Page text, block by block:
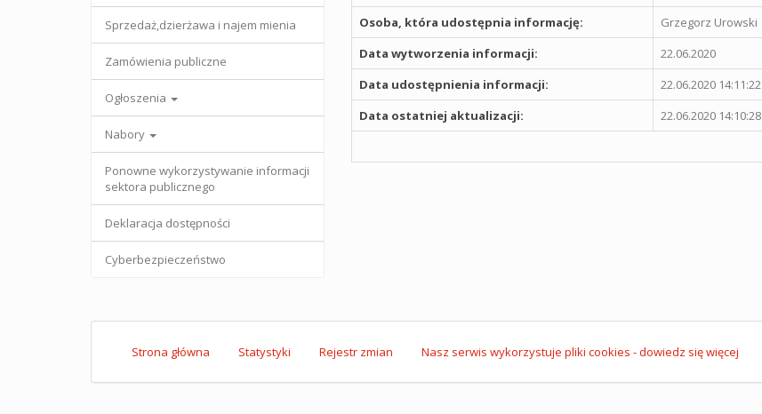
Sprzedaż,dzierżawa i najem mienia
Zamówienia publiczne
Ogłoszenia
Nabory
Ponowne wykorzystywanie informacji
sektora publicznego
Deklaracja dostępności
Cyberbezpieczeństwo
Osoba, która udostępnia informację:
Grzegorz Urowski
Data wytworzenia informacji:
22.06.2020
Data udostępnienia informacji:
22.06.2020 14:11:22
Data ostatniej aktualizacji:
22.06.2020 14:10:28
Strona główna Statystyki Rejestr zmian Nasz serwis wykorzystuje pliki cookies - dowiedz się więcej